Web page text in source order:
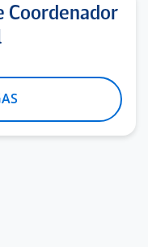
Coordenador